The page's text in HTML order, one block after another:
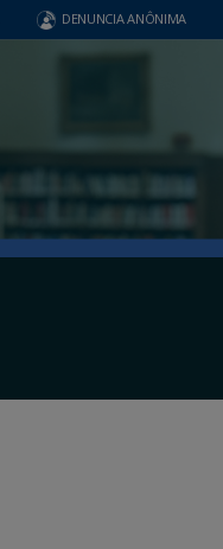
DENUNCIA ANÔNIMA